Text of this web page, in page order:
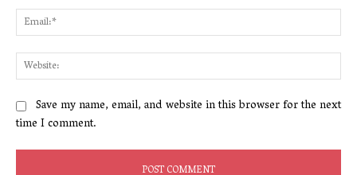
Save my name, email, and website in this browser for the next
time I comment.